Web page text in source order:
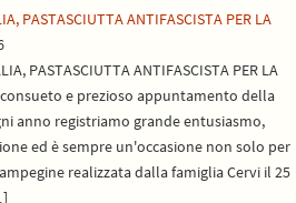
PASTASCIUTTA ANTIFASCISTA PER LA
PASTASCIUTTA ANTIFASCISTA PER LA
consueto e prezioso appuntamento della
anno registriamo grande entusiasmo,
ed è sempre un'occasione non solo per
realizzata dalla famiglia Cervi il 25